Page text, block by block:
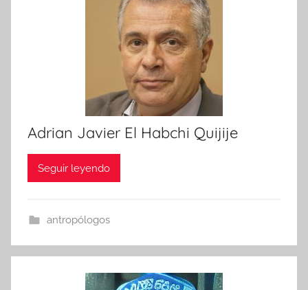
Adrian Javier El Habchi Quijije
Seguir leyendo
antropólogos